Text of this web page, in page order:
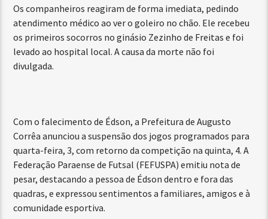
Os companheiros reagiram de forma imediata, pedindo
atendimento médico ao ver o goleiro no chão. Ele recebeu
os primeiros socorros no ginásio Zezinho de Freitas e foi
levado ao hospital local. A causa da morte não foi
divulgada.
Com o falecimento de Édson, a Prefeitura de Augusto
Corrêa anunciou a suspensão dos jogos programados para
quarta-feira, 3, com retorno da competição na quinta, 4. A
Federação Paraense de Futsal (FEFUSPA) emitiu nota de
pesar, destacando a pessoa de Édson dentro e fora das
quadras, e expressou sentimentos a familiares, amigos e à
comunidade esportiva.